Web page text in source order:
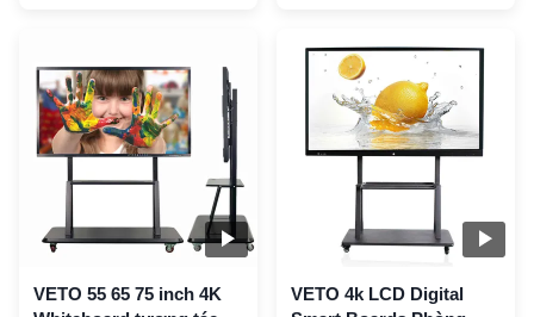
1265*764*91.5 1484*887*91.5
1716*1024*96.5
1961*1162*96.5 Packing
size(mm) 1415*980*250
1627*1120...
VETO 55 65 75 inch 4K
VETO 4k LCD Digital